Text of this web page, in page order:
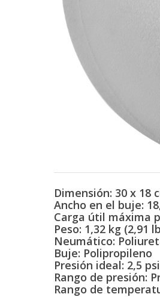
Dimensión: 30 x 18
Ancho en el buje:
Carga útil máxima
Peso: 1,32 kg (2,91
Neumático:
Buje: Polipropileno
Presión ideal: 2,5
Rango de presión:
Rango de